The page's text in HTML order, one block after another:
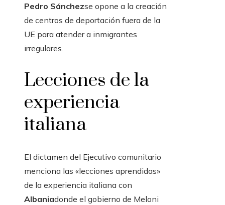
Pedro Sánchezse opone a la creación
de centros de deportación fuera de la
UE para atender a inmigrantes
irregulares.
Lecciones de la
experiencia
italiana
El dictamen del Ejecutivo comunitario
menciona las «lecciones aprendidas»
de la experiencia italiana con
Albaniadonde el gobierno de Meloni